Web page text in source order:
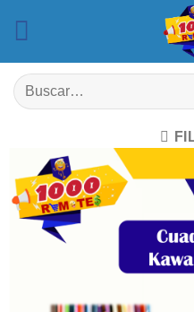
Buscar
por: